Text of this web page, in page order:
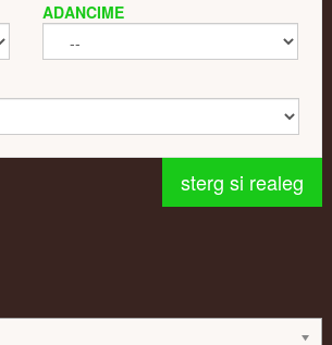
ADANCIME
sterg si realeg